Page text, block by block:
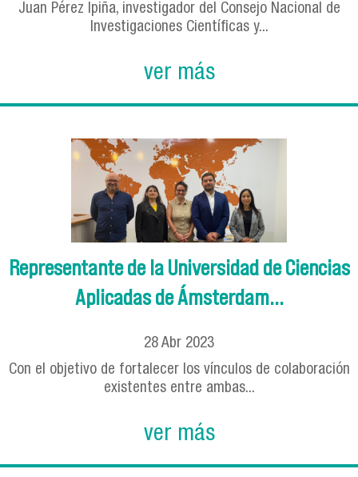
Juan Pérez Ipiña, investigador del Consejo Nacional de
Investigaciones Científicas y...
ver más
Representante de la Universidad de Ciencias
Aplicadas de Ámsterdam...
28 Abr 2023
Con el objetivo de fortalecer los vínculos de colaboración
existentes entre ambas...
ver más